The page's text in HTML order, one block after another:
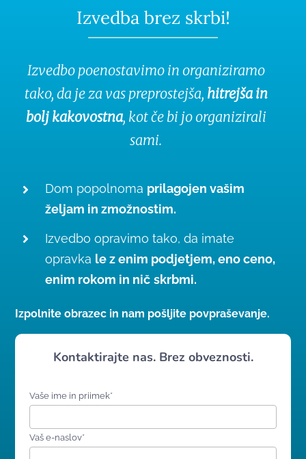
Izvedba brez skrbi!
Izvedbo poenostavimo in organiziramo
tako, da je za vas preprostejša, hitrejša in
bolj kakovostna, kot če bi jo organizirali
sami.
Dom popolnoma prilagojen vašim
željam in zmožnostim.
Izvedbo opravimo tako, da imate
opravka le z enim podjetjem, eno ceno,
enim rokom in nič skrbmi.
Izpolnite obrazec in nam pošljite povpraševanje.
Kontaktirajte nas. Brez obveznosti.
Vaše ime in priimek*
Vaš e-naslov*